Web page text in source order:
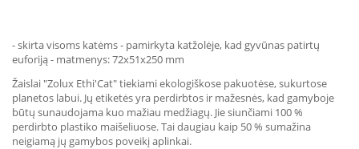
- skirta visoms katėms - pamirkyta katžolėje, kad gyvūnas patirtų
euforiją - matmenys: 72x51x250 mm
Žaislai "Zolux Ethi'Cat" tiekiami ekologiškose pakuotėse, sukurtose
planetos labui. Jų etiketės yra perdirbtos ir mažesnės, kad gamyboje
būtų sunaudojama kuo mažiau medžiagų. Jie siunčiami 100 %
perdirbto plastiko maišeliuose. Tai daugiau kaip 50 % sumažina
neigiamą jų gamybos poveikį aplinkai.